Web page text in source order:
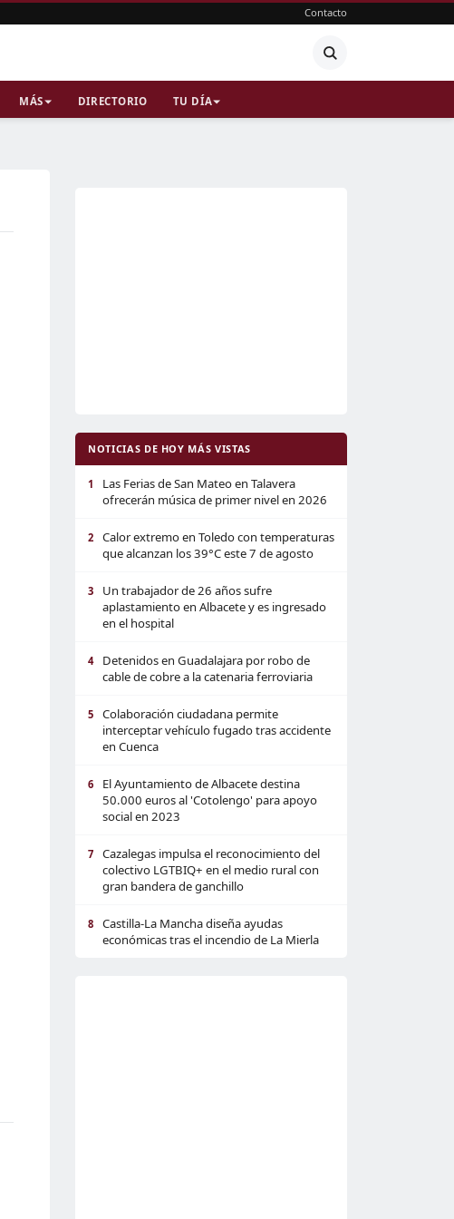
Contacto
MÁS DIRECTORIO TU DÍA
NOTICIAS DE HOY MÁS VISTAS
1
Las Ferias de San Mateo en Talavera
ofrecerán música de primer nivel en 2026
2
Calor extremo en Toledo con temperaturas
que alcanzan los 39°C este 7 de agosto
3
Un trabajador de 26 años sufre
aplastamiento en Albacete y es ingresado
en el hospital
4
Detenidos en Guadalajara por robo de
cable de cobre a la catenaria ferroviaria
5
Colaboración ciudadana permite
interceptar vehículo fugado tras accidente
en Cuenca
6
El Ayuntamiento de Albacete destina
50.000 euros al 'Cotolengo' para apoyo
social en 2023
7
Cazalegas impulsa el reconocimiento del
colectivo LGTBIQ+ en el medio rural con
gran bandera de ganchillo
8
Castilla-La Mancha diseña ayudas
económicas tras el incendio de La Mierla